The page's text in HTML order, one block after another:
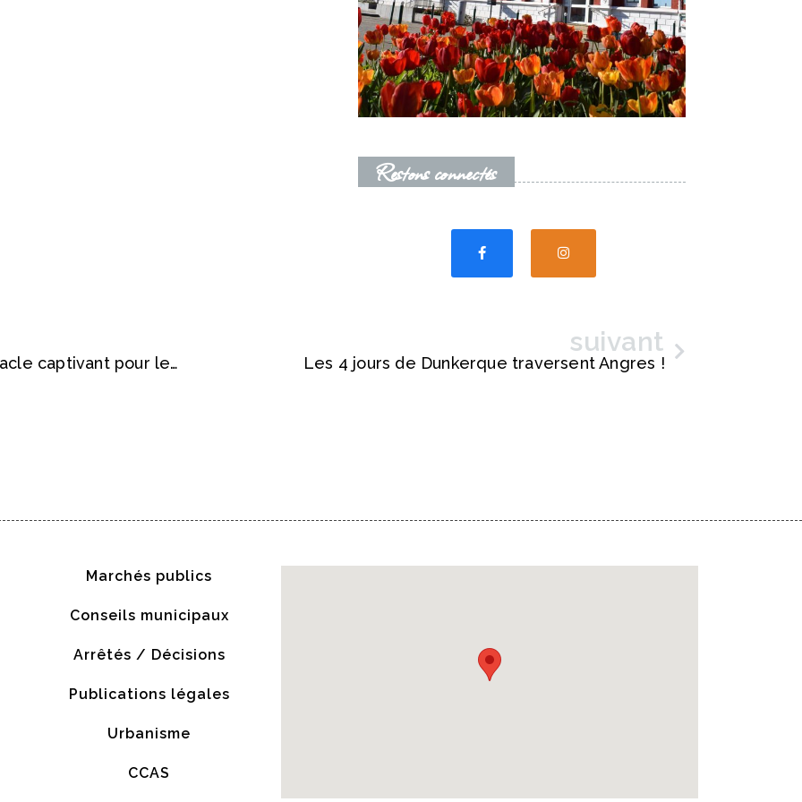
Restons connectés
“Annette et les écrans” : un spectacle captivant pour les élèves de CP
suivant
Les 4 jours de Dunkerque traversent Angres !
Marchés publics
Conseils municipaux
Arrêtés / Décisions
Publications légales
Urbanisme
CCAS